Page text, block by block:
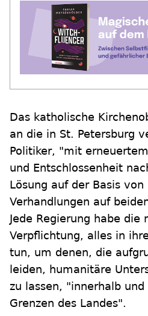
Das katholische
an die in St. Petersburg
Politiker, "mit
und Entschlossenheit
Lösung auf der Basis von
Verhandlungen auf
Jede Regierung habe die
Verpflichtung, alles in
tun, um denen, die
leiden, humanitäre
zu lassen, "innerhalb
Grenzen des Landes".